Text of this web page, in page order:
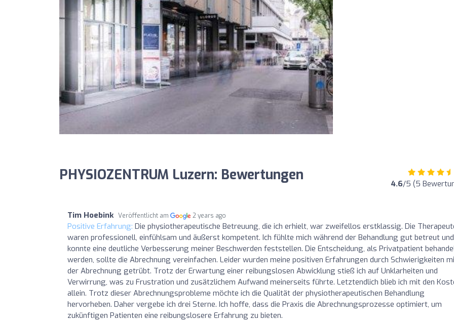
PHYSIOZENTRUM Luzern: Bewertungen 4.6/5 (5
Tim Hoebink Veröffentlicht am 2 years ago
Positive Erfahrung: Die physiotherapeutische Betreuung, die ich erhielt, war zweifellos erstklassig. Die
waren professionell, einfühlsam und äußerst kompetent. Ich fühlte mich während der Behandlung gut betreut und
konnte eine deutliche Verbesserung meiner Beschwerden feststellen. Die Entscheidung, als Privatpatient
werden, sollte die Abrechnung vereinfachen. Leider wurden meine positiven Erfahrungen durch Schwierigkeiten
der Abrechnung getrübt. Trotz der Erwartung einer reibungslosen Abwicklung stieß ich auf Unklarheiten und
Verwirrung, was zu Frustration und zusätzlichem Aufwand meinerseits führte. Letztendlich blieb ich mit den
allein. Trotz dieser Abrechnungsprobleme möchte ich die Qualität der physiotherapeutischen Behandlung
hervorheben. Daher vergebe ich drei Sterne. Ich hoffe, dass die Praxis die Abrechnungsprozesse optimiert, um
zukünftigen Patienten eine reibungslosere Erfahrung zu bieten.